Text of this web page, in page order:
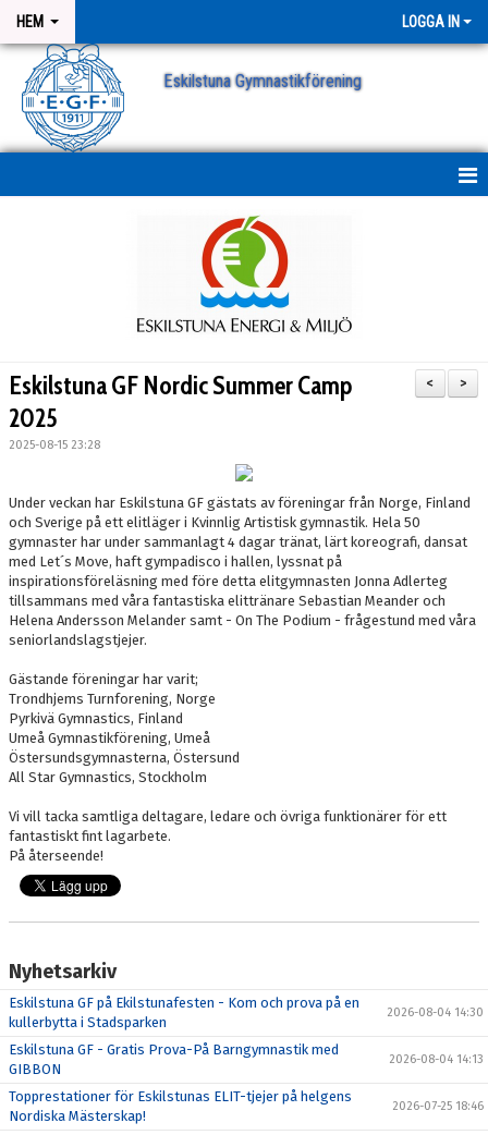
HEM LOGGA IN
Eskilstuna Gymnastikförening
>
<
Eskilstuna GF Nordic Summer Camp
2025
2025-08-15 23:28
Under veckan har Eskilstuna GF gästats av föreningar från Norge, Finland
och Sverige på ett elitläger i Kvinnlig Artistisk gymnastik. Hela 50
gymnaster har under sammanlagt 4 dagar tränat, lärt koreografi, dansat
med Let´s Move, haft gympadisco i hallen, lyssnat på
inspirationsföreläsning med före detta elitgymnasten Jonna Adlerteg
tillsammans med våra fantastiska elittränare Sebastian Meander och
Helena Andersson Melander samt - On The Podium - frågestund med våra
seniorlandslagstjejer.
Gästande föreningar har varit;
Trondhjems Turnforening, Norge
Pyrkivä Gymnastics, Finland
Umeå Gymnastikförening, Umeå
Östersundsgymnasterna, Östersund
All Star Gymnastics, Stockholm
Vi vill tacka samtliga deltagare, ledare och övriga funktionärer för ett
fantastiskt fint lagarbete.
På återseende!
Nyhetsarkiv
Eskilstuna GF på Ekilstunafesten - Kom och prova på en
kullerbytta i Stadsparken
2026-08-04 14:30
Eskilstuna GF - Gratis Prova-På Barngymnastik med
GIBBON
2026-08-04 14:13
Topprestationer för Eskilstunas ELIT-tjejer på helgens
Nordiska Mästerskap!
2026-07-25 18:46